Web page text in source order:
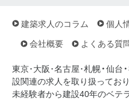
建築求人のコラム 個人
会社概要
よくある質
東京･大阪･名古屋･札幌・仙台
設関連の求人を取り扱っており
未経験者から建設40年のベテ